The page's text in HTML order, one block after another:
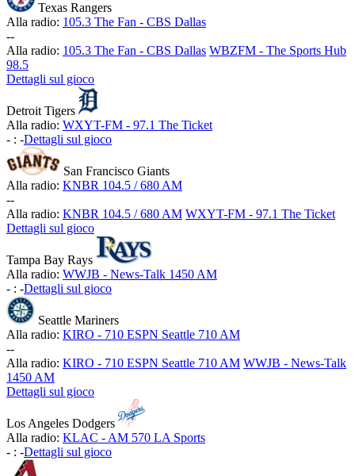
Texas Rangers
Alla radio: 105.3 The Fan - CBS Dallas
--
Alla radio: 105.3 The Fan - CBS Dallas WBZFM - The Sports Hub
98.5
Dettagli sul gioco
Detroit Tigers
Alla radio: WXYT-FM - 97.1 The Ticket
- : -Dettagli sul gioco
San Francisco Giants
Alla radio: KNBR 104.5 / 680 AM
--
Alla radio: KNBR 104.5 / 680 AM WXYT-FM - 97.1 The Ticket
Dettagli sul gioco
Tampa Bay Rays
Alla radio: WWJB - News-Talk 1450 AM
- : -Dettagli sul gioco
Seattle Mariners
Alla radio: KIRO - 710 ESPN Seattle 710 AM
--
Alla radio: KIRO - 710 ESPN Seattle 710 AM WWJB - News-Talk
1450 AM
Dettagli sul gioco
Los Angeles Dodgers
Alla radio: KLAC - AM 570 LA Sports
- : -Dettagli sul gioco